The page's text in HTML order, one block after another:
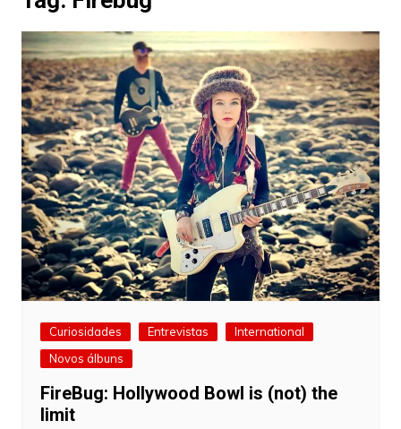
Curiosidades Entrevistas
International
Novos álbuns
FireBug: Hollywood Bowl is (not) the
limit